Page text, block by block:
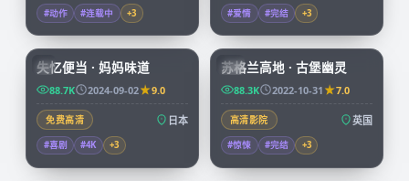
#动作 #连载中 +3 #爱情 #完结 +3
JP
59:19
失忆便当 · 妈妈味道
88.7K 2024-09-02 9.0
免费高清 日本
#喜剧 #4K +3
CN
99:39
苏格兰高地 · 古堡幽灵
88.3K 2022-10-31 7.0
高清影院 英国
#惊悚 #完结 +3